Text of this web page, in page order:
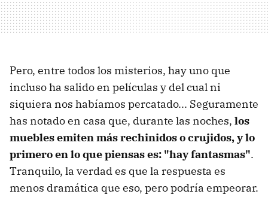
Pero, entre todos los misterios, hay uno que
incluso ha salido en películas y del cual ni
siquiera nos habíamos percatado... Seguramente
has notado en casa que, durante las noches, los
muebles emiten más rechinidos o crujidos, y lo
primero en lo que piensas es: "hay fantasmas".
Tranquilo, la verdad es que la respuesta es
menos dramática que eso, pero podría empeorar.